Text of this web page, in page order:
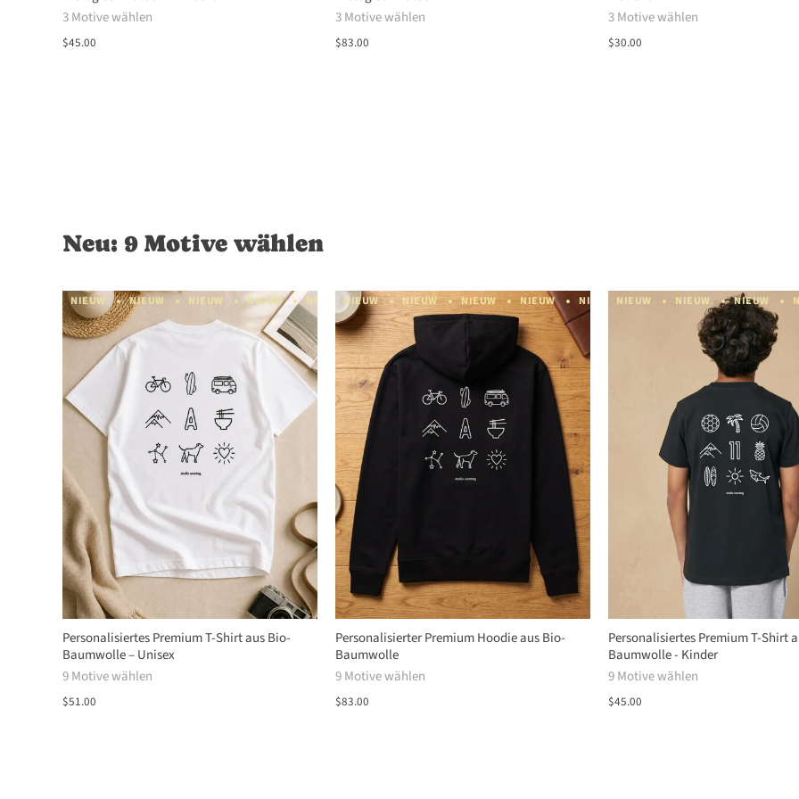
3 Motive wählen
$45.00
3 Motive wählen
$83.00
3 Motive wählen
$30.00
Neu: 9 Motive wählen
NIEUW NIEUW NIEUW NIEUW NIEUW NIEUW NIEUW NIEUW NIEUW NIEUW NIEUW NIEUW
Personalisiertes Premium T-Shirt aus Bio-
Baumwolle – Unisex
9 Motive wählen
$51.00
NIEUW NIEUW NIEUW NIEUW NIEUW NIEUW NIEUW NIEUW
Personalisierter Premium Hoodie aus Bio-
Baumwolle
9 Motive wählen
$83.00
NIEUW NIEUW NIEUW
Personalisiertes Premium T-Shirt
Baumwolle - Kinder
9 Motive wählen
$45.00